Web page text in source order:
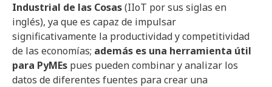
Industrial de las Cosas(IIoT por sus siglas en
inglés), ya que es capaz de impulsar
significativamente la productividad y competitividad
de las economías; además es una herramienta útil
para PyMEs pues pueden combinar y analizar los
datos de diferentes fuentes para crear una